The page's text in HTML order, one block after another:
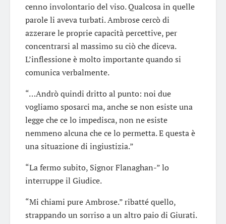
cenno involontario del viso. Qualcosa in quelle
parole li aveva turbati. Ambrose cercò di
azzerare le proprie capacità percettive, per
concentrarsi al massimo su ciò che diceva.
L’inflessione è molto importante quando si
comunica verbalmente.
“…Andrò quindi dritto al punto: noi due
vogliamo sposarci ma, anche se non esiste una
legge che ce lo impedisca, non ne esiste
nemmeno alcuna che ce lo permetta. E questa è
una situazione di ingiustizia.”
“La fermo subito, Signor Flanaghan-” lo
interruppe il Giudice.
“Mi chiami pure Ambrose.” ribatté quello,
strappando un sorriso a un altro paio di Giurati.